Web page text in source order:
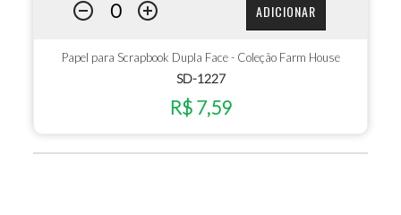
ADICIONAR
Papel para Scrapbook Dupla Face - Coleção Farm House
SD-1227
R$ 7,59